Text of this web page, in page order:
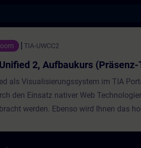
(Präsenz-
TIA-UWCC2
2, Aufbaukurs
als Visualisierungssystem im TIA
den Einsatz nativer Web
werden. Ebenso wird Ihnen das